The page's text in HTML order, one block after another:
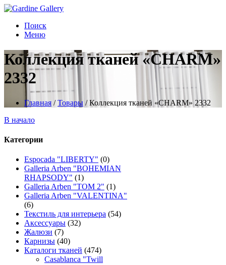
Поиск
Меню
Коллекция тканей «CHARM»
2332
Главная /Товары /Коллекция тканей «CHARM» 2332
В начало
Категории
Espocada "LIBERTY" (0)
Galleria Arben "BOHEMIAN
RHAPSODY" (1)
Galleria Arben "TOM 2" (1)
Galleria Arben "VALENTINA"
(6)
Текстиль для интерьера (54)
Аксессуары (32)
Жалюзи (7)
Карнизы (40)
Каталоги тканей (474)
Casablanca "Twill